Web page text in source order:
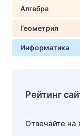
Алгебра
Геометрия
Информатика
Рейтинг
Отвечайте на